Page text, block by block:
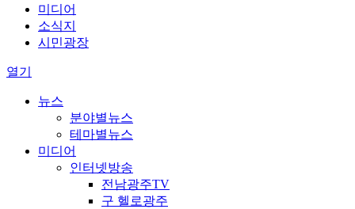
미디어
소식지
시민광장
열기
뉴스
분야별뉴스
테마별뉴스
미디어
인터넷방송
전남광주TV
구 헬로광주